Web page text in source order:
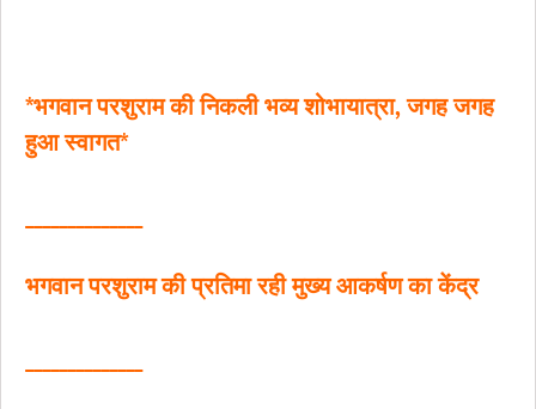
*भगवान परशुराम की निकली भव्य शोभायात्रा, जगह जगह
हुआ स्वागत*
______________
भगवान परशुराम की प्रतिमा रही मुख्य आकर्षण का केंद्र
______________